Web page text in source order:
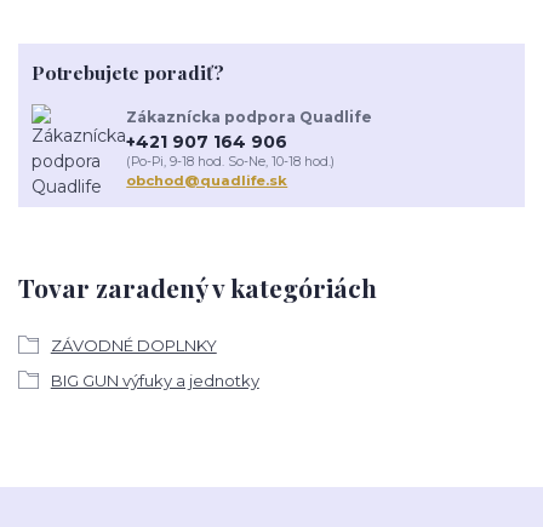
Tovar zaradený v kategóriách
ZÁVODNÉ DOPLNKY
BIG GUN výfuky a jednotky
Potrebujete poradiť?
Zákaznícka podpora Quadlife
+421 907 164 906
(Po-Pi, 9-18 hod. So-Ne, 10-18 hod.)
obchod@quadlife.sk